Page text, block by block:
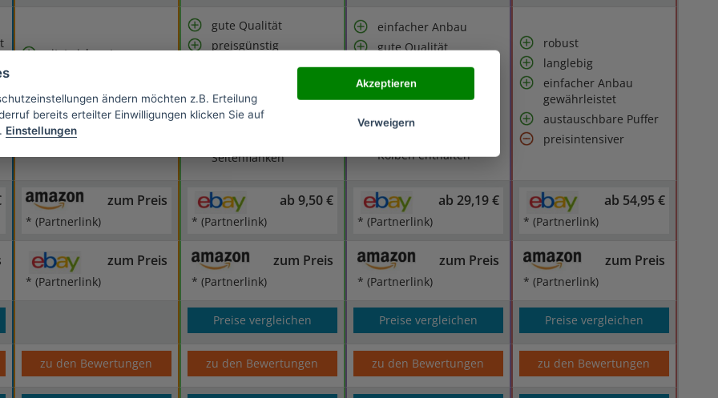
sitzt sich gut
guter Halt
nicht wasserdicht
gute Qualität
preisgünstig
optimale für das
bequem
flexibel
Seitenflanken
einfacher Anbau
gute Qualität
lange Radtouren
möglich, ohne das es
zwickt und zwackt
flexibel
Kolben enthalten
robust
langlebig
einfacher Anbau
gewährleistet
austauschbare Puffer
preisintensiver
zum Preis
* (Partnerlink)
ab 9,50 €
* (Partnerlink)
ab 29,19 €
* (Partnerlink)
ab 54,95 €
* (Partnerlink)
zum Preis
* (Partnerlink)
zum Preis
* (Partnerlink)
zum Preis
* (Partnerlink)
zum Preis
* (Partnerlink)
Preise vergleichen Preise vergleichen Preise vergleichen
zu den Bewertungen zu den Bewertungen zu den Bewertungen zu den Bewertungen
ändern möchten z.B. Erteilung
bereits erteilter Einwilligungen klicken Sie auf
Einstellungen
Akzeptieren
Verweigern